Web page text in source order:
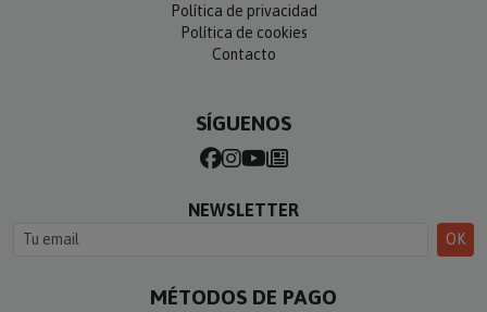
Política de privacidad
Política de cookies
Contacto
SÍGUENOS
NEWSLETTER
OK
MÉTODOS DE PAGO